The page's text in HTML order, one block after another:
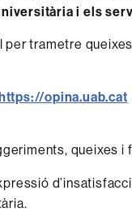
i els
per trametre
opina.uab.cat
queixes